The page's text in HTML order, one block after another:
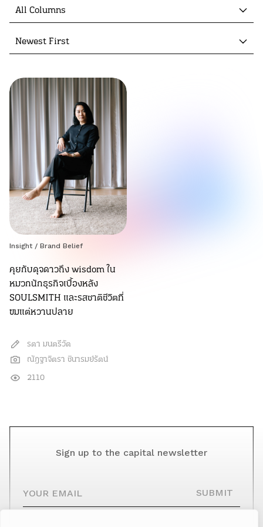
All Columns
Newest First
Insight / Brand Belief
คุยกับดุจดาวถึง wisdom ใน
หมวกนักธุรกิจเบื้องหลัง
SOULSMITH และรสชาติชีวิตที่
ขมแต่หวานปลาย
รตา มนตรีวัต
ณัฎฐาจิตรา ชินารมย์รัตน์
2110
Sign up to the capital newsletter
SUBMIT